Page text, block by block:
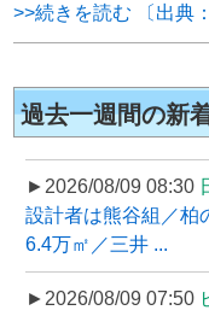
>>続きを読む 〔出典
過去一週間の新
►2026/08/09 08:30
設計者は熊谷組／柏
6.4万㎡／三井 ...
►2026/08/09 07:50